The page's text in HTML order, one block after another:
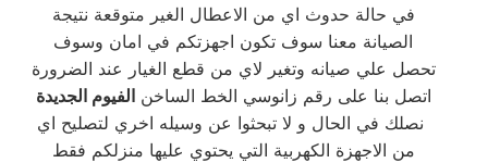
في حالة حدوث اي من الاعطال الغير متوقعة نتيجة
الصيانة معنا سوف تكون اجهزتكم في امان وسوف
تحصل علي صيانه وتغير لاي من قطع الغيار عند الضرورة
اتصل بنا على رقم زانوسي الخط الساخنالفيوم الجديدة
نصلك في الحال و لا تبحثوا عن وسيله اخري لتصليح اي
من الاجهزة الكهربية التي يحتوي عليها منزلكم فقط